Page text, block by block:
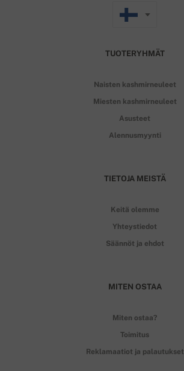
TUOTERYHMÄT
Naisten kashmirneuleet
Miesten kashmirneuleet
Asusteet
Alennusmyynti
TIETOJA MEISTÄ
Keitä olemme
Yhteystiedot
Säännöt ja ehdot
MITEN OSTAA
Miten ostaa?
Toimitus
Reklamaatiot ja palautukset